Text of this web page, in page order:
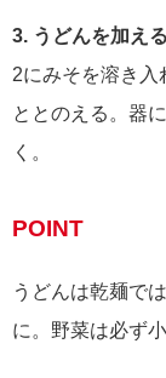
3. うどんを加える
2にみそを溶き入
ととのえる。器
く。
POINT
うどんは乾麺で
に。野菜は必ず